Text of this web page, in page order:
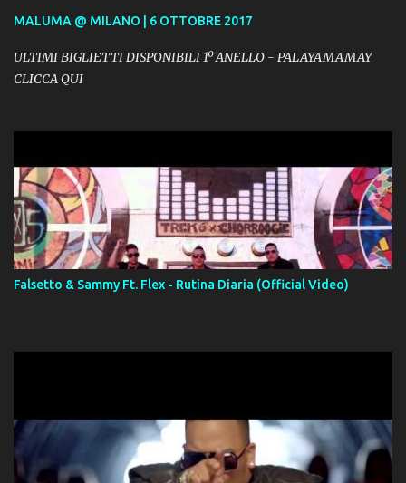
MALUMA @ MILANO | 6 OTTOBRE 2017
ULTIMI BIGLIETTI DISPONIBILI 1º ANELLO - PALAYAMAMAY
CLICCA QUI
Falsetto & Sammy Ft. Flex - Rutina Diaria (Official Video)